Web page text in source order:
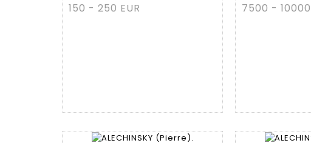
150 - 250 EUR 7500 - 10000